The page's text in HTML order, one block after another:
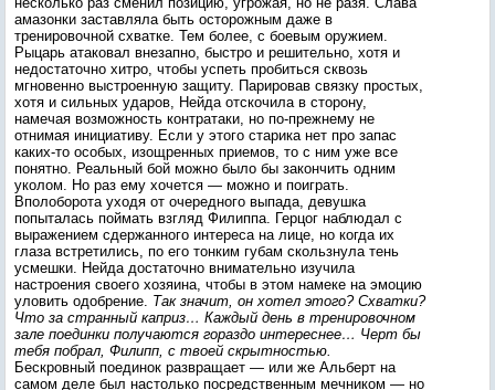
амазонки заставляла быть осторожным даже в
тренировочной схватке. Тем более, с боевым оружием.
Рыцарь атаковал внезапно, быстро и решительно, хотя и
недостаточно хитро, чтобы успеть пробиться сквозь
мгновенно выстроенную защиту. Парировав связку простых,
хотя и сильных ударов, Нейда отскочила в сторону,
намечая возможность контратаки, но по-прежнему не
отнимая инициативу. Если у этого старика нет про запас
каких-то особых, изощренных приемов, то с ним уже все
понятно. Реальный бой можно было бы закончить одним
уколом. Но раз ему хочется — можно и поиграть.
Вполоборота уходя от очередного выпада, девушка
попыталась поймать взгляд Филиппа. Герцог наблюдал с
выражением сдержанного интереса на лице, но когда их
глаза встретились, по его тонким губам скользнула тень
усмешки. Нейда достаточно внимательно изучила
настроения своего хозяина, чтобы в этом намеке на эмоцию
уловить одобрение. Так значит, он хотел этого? Схватки?
Что за странный каприз… Каждый день в тренировочном
зале поединки получаются гораздо интереснее… Черт бы
тебя побрал, Филипп, с твоей скрытностью.
Бескровный поединок развращает — или же Альберт на
самом деле был настолько посредственным мечником — но